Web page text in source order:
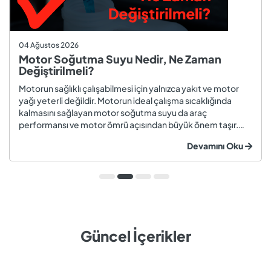
04 Ağustos 2026
Motor Soğutma Suyu Nedir, Ne Zaman
Değiştirilmeli?
Motorun sağlıklı çalışabilmesi için yalnızca yakıt ve motor
yağı yeterli değildir. Motorun ideal çalışma sıcaklığında
kalmasını sağlayan motor soğutma suyu da araç
performansı ve motor ömrü açısından büyük önem taşır.
değiştirilmeyen soğutma suyu; hararet, korozyon, motor
arızaları ve yüksek onarım ma...
Devamını Oku
Güncel İçerikler